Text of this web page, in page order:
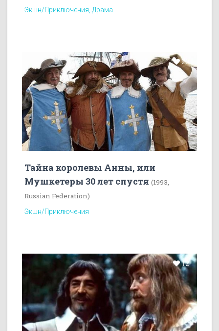
Экшн/Приключения, Драма
20
Тайна королевы Анны, или
Мушкетеры 30 лет спустя (1993,
Russian Federation)
Экшн/Приключения
12